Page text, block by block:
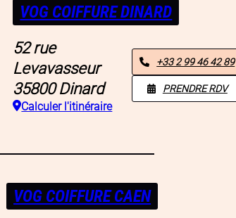
VOG COIFFURE DINARD
52 rue
Levavasseur
35800 Dinard
Calculer l'itinéraire
+33 2 99 46 42 89
PRENDRE RDV
VOG COIFFURE CAEN